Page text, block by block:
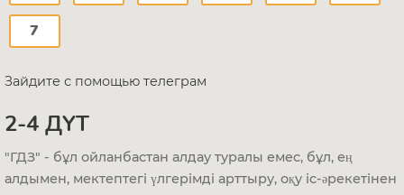
7
Зайдите с помощью телеграм
2-4 ДҮТ
"ГДЗ" - бұл ойланбастан алдау туралы емес, бұл, ең
алдымен, мектептегі үлгерімді арттыру, оқу іс-әрекетінен